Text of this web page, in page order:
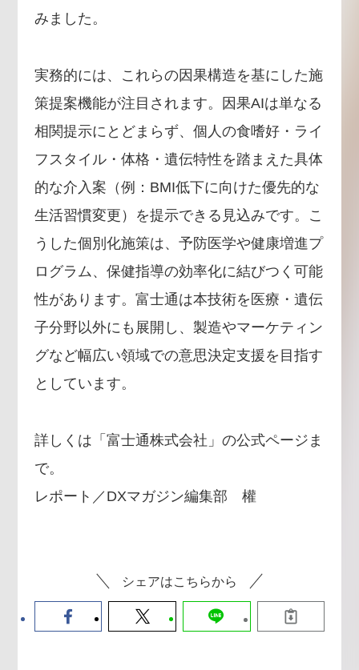
みました。
実務的には、これらの因果構造を基にした施
策提案機能が注目されます。因果AIは単なる
相関提示にとどまらず、個人の食嗜好・ライ
フスタイル・体格・遺伝特性を踏まえた具体
的な介入案（例：BMI低下に向けた優先的な
生活習慣変更）を提示できる見込みです。こ
うした個別化施策は、予防医学や健康増進プ
ログラム、保健指導の効率化に結びつく可能
性があります。富士通は本技術を医療・遺伝
子分野以外にも展開し、製造やマーケティン
グなど幅広い領域での意思決定支援を目指す
としています。
詳しくは「富士通株式会社」の公式ページま
で。
レポート／DXマガジン編集部 權
シェアはこちらから